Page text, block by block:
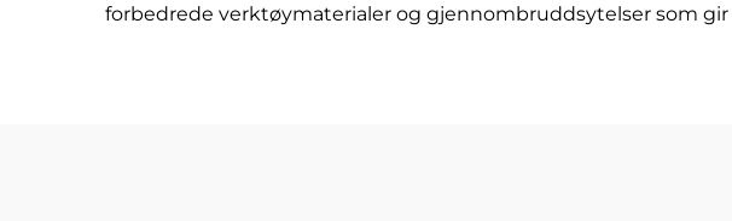
forbedrede verktøymaterialer og gjennombruddsytelser som